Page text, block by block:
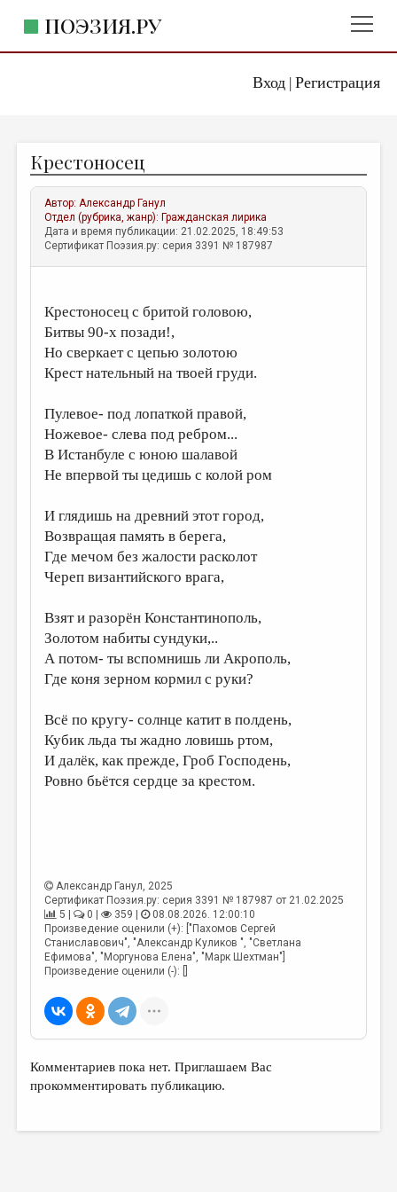
Вход| Регистрация
ПОЭЗИЯ.РУ
ЖАНРЫ
АВТОРЫ
КОММЕНТАРИИ
ЛИТСАЛОН
ПРАВИЛА САЙТА
ОТДЕЛЫ И РУБРИКИ
ДАЙДЖЕСТ
ПРОИЗВЕДЕНИЯ
ПЕРЕВОДЫ
КОНКУРСЫ
ДЕТСКАЯ КОМНАТА
КНИЖНАЯ ПОЛКА
ОБЗОР ЛИТЕРАТУРЫ
СТРАНИЦЫ ПАМЯТИ
ОБЪЯВЛЕНИЯ
РЕДКОЛЛЕГИЯ
ОТ РЕДАКЦИИ
КУЛЬТУРОВЕДЕНИЕ
ПУБЛИЦИСТИКА
РЕЦЕНЗИРОВАНИЕ
ТРЕДИАКОВСКИЙ
ВКОНТАКТЕ
Крестоносец
Автор:Александр Ганул
Отдел (рубрика, жанр): Гражданская лирика
Дата и время публикации: 21.02.2025, 18:49:53
Сертификат Поэзия.ру: серия 3391 № 187987
Крестоносец с бритой головою,
Битвы 90-х позади!,
Но сверкает с цепью золотою
Крест нательный на твоей груди.
Пулевое- под лопаткой правой,
Ножевое- слева под ребром...
В Истанбуле с юною шалавой
Не впервой ты цедишь с колой ром
И глядишь на древний этот город,
Возвращая память в берега,
Где мечом без жалости расколот
Череп византийского врага,
Взят и разорён Константинополь,
Золотом набиты сундуки,..
А потом- ты вспомнишь ли Акрополь,
Где коня зерном кормил с руки?
Всё по кругу- солнце катит в полдень,
Кубик льда ты жадно ловишь ртом,
И далёк, как прежде, Гроб Господень,
Ровно бьётся сердце за крестом.
Александр Ганул, 2025
Сертификат Поэзия.ру: серия 3391 № 187987 от 21.02.2025
5 |
0 | 359 |
08.08.2026. 12:00:10
Произведение оценили (+): ["Пахомов Сергей
Станиславович", "Александр Куликов ", "Светлана
Ефимова", "Моргунова Елена", "Марк Шехтман"]
Произведение оценили (-): []
Комментариев пока нет. Приглашаем Вас
прокомментировать публикацию.